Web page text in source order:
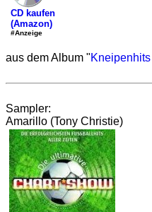
CD kaufen
(Amazon)
#Anzeige
aus dem Album "
Sampler:
Amarillo (Tony Christie)